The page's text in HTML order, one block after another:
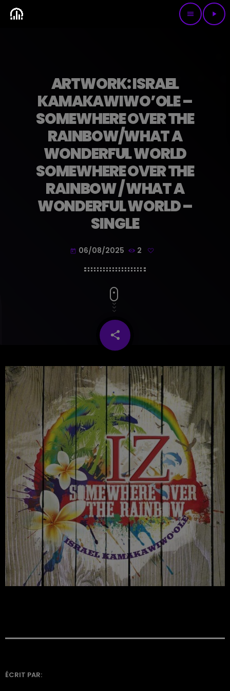
menu play_arrow
ARTWORK: ISRAEL
KAMAKAWIWO’OLE –
SOMEWHERE OVER THE
RAINBOW/WHAT A
WONDERFUL WORLD
SOMEWHERE OVER THE
RAINBOW / WHAT A
WONDERFUL WORLD –
SINGLE
today 06/08/2025 2
share
email
ÉCRIT PAR: